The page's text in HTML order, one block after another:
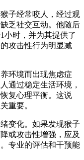
子经常咬人，经过观
乏社交互动。他随后
小时，并为其提供了
攻击性行为明显减
环境而出现焦虑症
通过稳定生活环境，
复心理平衡。这说
重要。
变化。如果发现猴子
或攻击性增强，应及
专业的评估和干预能